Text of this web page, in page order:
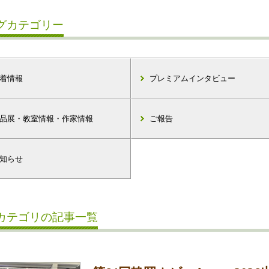
カテゴリー
情報 プレミアムインタビュー
展・教室情報・作家情報 ご報告
らせ
テゴリの記事一覧